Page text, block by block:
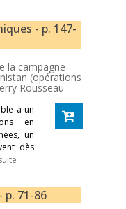
- p. 147-
la campagne
(opérations
Rousseau
à un
en
un
dès
p. 71-86